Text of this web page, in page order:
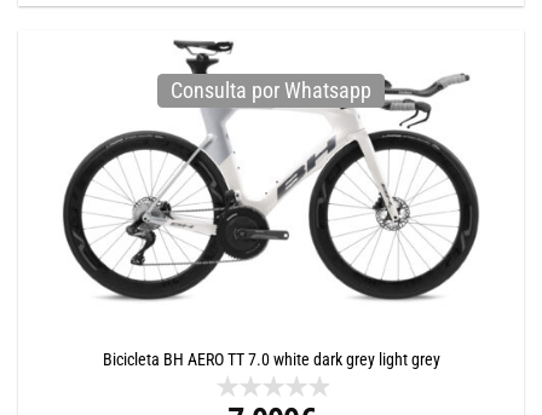
Consulta por Whatsapp
Bicicleta BH AERO TT 7.0 white dark grey light grey